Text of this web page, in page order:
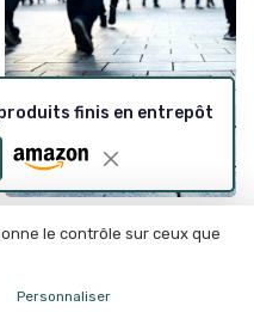
votre efficacité de
finis en entrepôt
le contrôle sur ceux que
Personnaliser